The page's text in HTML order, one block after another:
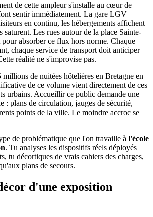
de cette ampleur s'installe au cœur de
sentir immédiatement. La gare LGV
en continu, les hébergements affichent
saturent. Les rues autour de la place Sainte-
absorber ce flux hors norme. Chaque
chaque service de transport doit anticiper
réalité ne s'improvise pas.
de nuitées hôtelières en Bretagne en
de ce volume vient directement de ces
urbains. Accueillir ce public demande une
: plans de circulation, jauges de sécurité,
points de la ville. Le moindre accroc se
de problématique que l'on travaille à l'école
. Tu analyses les dispositifs réels déployés
tu décortiques de vrais cahiers des charges,
plans de secours.
d'une exposition